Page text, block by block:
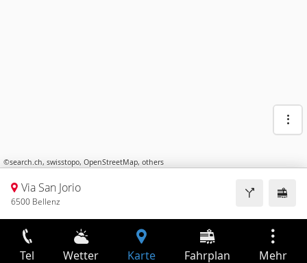
©search.ch, swisstopo, OpenStreetMap, others
Via San Jorio
6500 Bellenz
Tel Wetter Karte Fahrplan Mehr